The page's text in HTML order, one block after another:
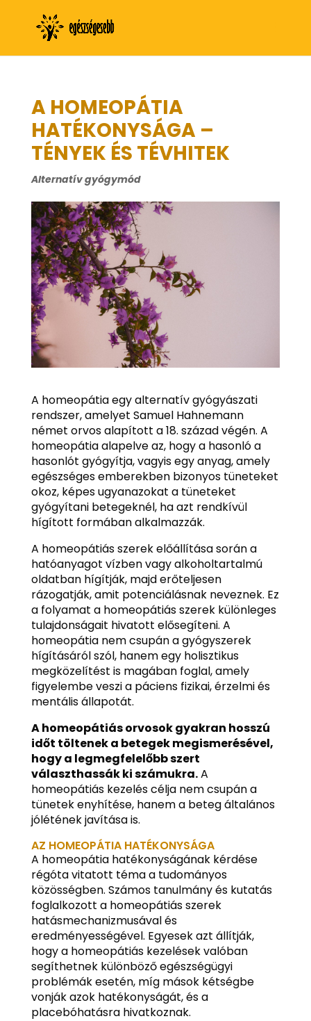
A HOMEOPÁTIA
HATÉKONYSÁGA –
TÉNYEK ÉS TÉVHITEK
Alternatív gyógymód
A homeopátia egy alternatív gyógyászati
rendszer, amelyet Samuel Hahnemann
német orvos alapított a 18. század végén. A
homeopátia alapelve az, hogy a hasonló a
hasonlót gyógyítja, vagyis egy anyag, amely
egészséges emberekben bizonyos tüneteket
okoz, képes ugyanazokat a tüneteket
gyógyítani betegeknél, ha azt rendkívül
hígított formában alkalmazzák.
A homeopátiás szerek előállítása során a
hatóanyagot vízben vagy alkoholtartalmú
oldatban hígítják, majd erőteljesen
rázogatják, amit potenciálásnak neveznek. Ez
a folyamat a homeopátiás szerek különleges
tulajdonságait hivatott elősegíteni. A
homeopátia nem csupán a gyógyszerek
hígításáról szól, hanem egy holisztikus
megközelítést is magában foglal, amely
figyelembe veszi a páciens fizikai, érzelmi és
mentális állapotát.
A homeopátiás orvosok gyakran hosszú
időt töltenek a betegek megismerésével,
hogy a legmegfelelőbb szert
választhassák ki számukra.A
homeopátiás kezelés célja nem csupán a
tünetek enyhítése, hanem a beteg általános
jólétének javítása is.
AZ HOMEOPÁTIA HATÉKONYSÁGA
A homeopátia hatékonyságának kérdése
régóta vitatott téma a tudományos
közösségben. Számos tanulmány és kutatás
foglalkozott a homeopátiás szerek
hatásmechanizmusával és
eredményességével. Egyesek azt állítják,
hogy a homeopátiás kezelések valóban
segíthetnek különböző egészségügyi
problémák esetén, míg mások kétségbe
vonják azok hatékonyságát, és a
placebóhatásra hivatkoznak.